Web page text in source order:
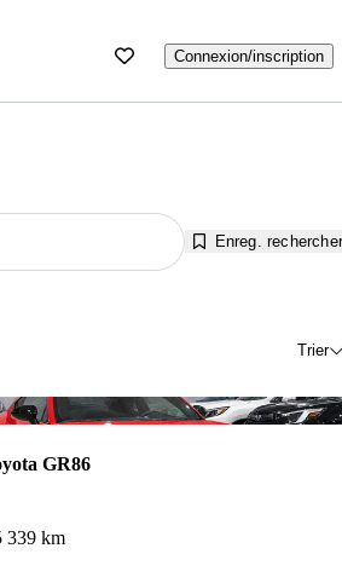
Connexion/inscription
Enreg. rechercher
Trier
annonce
GR86
339 km